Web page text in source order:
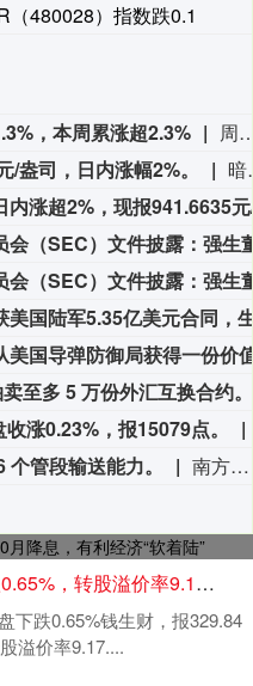
480028）指数跌0.1
，本周累涨超2.3%
周五（8月7日）纽约尾盘，欧元兑美元涨0.28%，报1.1558，北京时间20:30发布美国非农就业报告带来一波短线拉升行情，本周累计上涨0.27%，整体呈现出W形走势。英镑兑美元涨0.28%，报1.3492，本周累涨0.75%。美元兑瑞郎跌0.53%，报0.8080，本周涨0.06%。商品货币对中，澳元兑美元涨0.50%、本周累涨0.68%，纽元兑美元涨0.39%、本周累涨0.23%，美元兑加元跌0.52%、本周累跌
盎司，日内涨幅2%。
暗盘金
至多 5 万份外汇互换合约。
涨0.23%，报15079点。
管段输送能力。
南方天然气公司削减 6 个管段输送能力。
，转股溢价率9.17%
下跌0.65%钱生财，报329.84
溢价率9.17....